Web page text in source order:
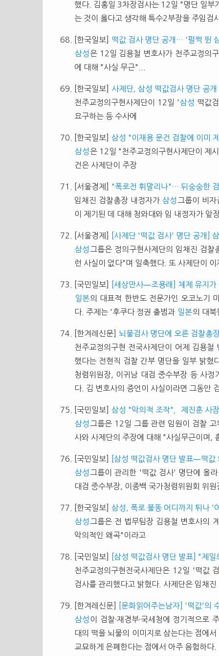
했다. 김홍일 3차장검사는 12일 "명단 일부
는 것이 옳다고 생각해 특수2부장을 주임검
[한국일보]
떡값 검사 명단 공개… '펄쩍 뛴
삼성 은 12일 김용철 변호사가 천주교정의
에 대해 "사실 무근"...
[한국일보]
사제단, 삼성 떡값검사 명단 공
천주교정의구현사제단이 12일 '삼성 떡값
요구하는 등 수사에
[한국일보] 삼성 "이재용 문건 검찰에 이미
삼성 은 12일 "천주교정의구현사제단이 제
건은 사제단이 주장
[서울경제]
"폭로전 휘말리나"… 뒤숭숭한
임채진 검찰총장 내정자가 삼성 그룹이 비
이 제기된 데 대해 청와대와 임 내정자가 앞
[서울경제]
[사제단 '떡값 검사' 명단 공개]
삼성 그룹은 정의구현사제단의 임채진 검
런 사실이 없다"며 일축했다. 또 사제단이
[국민일보]
[세상만사―조용래] 체제 유지가
일본의 대표적 한반도 전문가인 오코노기
다. 주제는 '후쿠다 정권 출범과 일본의 대북
[한겨레신문]
뇌물검사 명단에 오른 검찰총
천주교정의구현 전국사제단이 어제 김용
했다는 전현직 검찰 간부 명단을 일부 밝혔
청렴위원장, 이귀남 대검 중수부장 등 사
다. 김 변호사의 증언이 사실이라면 그동안
[국민일보] 삼성 "악의적 조작"，제진훈 사
삼성 그룹은 12일 그룹 관련 임원이 검찰
사와 사제단의 주장에 대해 "사실무근이며,
[국민일보]
[삼성 떡값검사 명단 발표―떡
삼성 그룹이 관리한 '떡값 검사' 명단에 올
대검 중수부장, 이종백 국가청렴위원회 위
[한국일보] 삼성, 폭로 불똥 어디까지 튀나 '
삼성 그룹은 전 법무팀장 김용철 변호사의
악의적인 왜곡"이라고
[국민일보]
[삼성 떡값검사 명단 발표] "제
천주교정의구현전국사제단은 12일 '떡값
검사를 관리했다고 밝혔다. 사제단은 임채
[한겨레신문]
[문화읽어주는남자] '떡값'의
삼성 이 검찰·재경부·국세청에 정기적으로
대의 떡을 뇌물의 이미지로 삼는다는 점에
교묘하게 은폐한다는 점에서 아주 음험하